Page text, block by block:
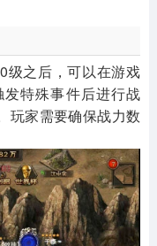
级之后，可以在游戏
特殊事件后进行战
玩家需要确保战力数